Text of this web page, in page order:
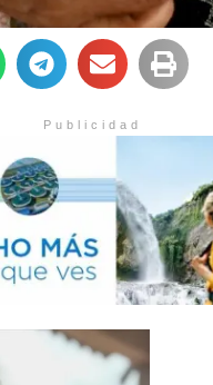
Publicidad